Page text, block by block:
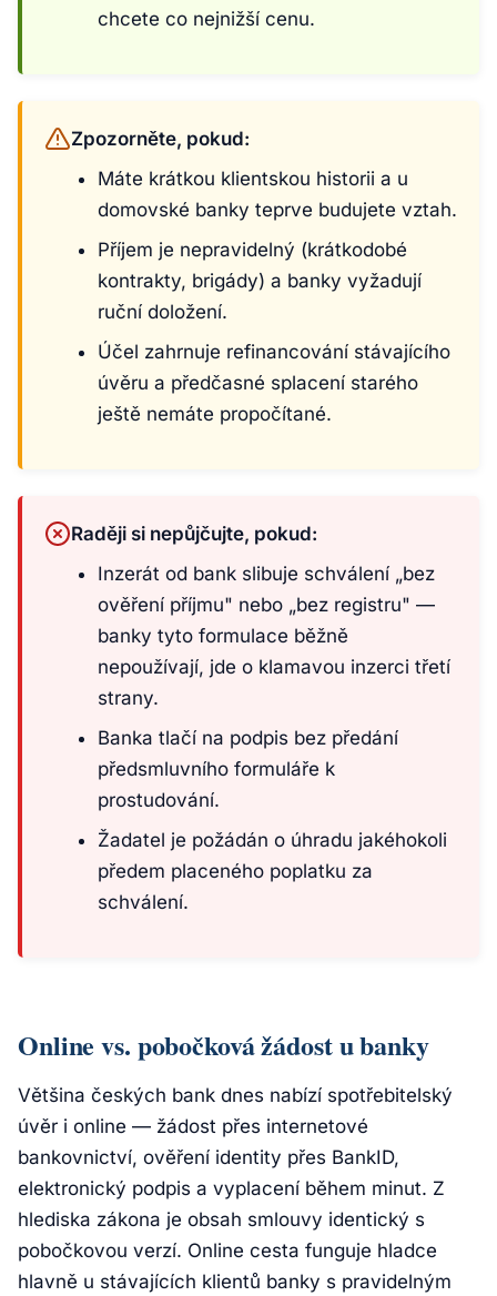
chcete co nejnižší cenu.
Zpozorněte, pokud:
Máte krátkou klientskou historii a u
domovské banky teprve budujete vztah.
Příjem je nepravidelný (krátkodobé
kontrakty, brigády) a banky vyžadují
ruční doložení.
Účel zahrnuje refinancování stávajícího
úvěru a předčasné splacení starého
ještě nemáte propočítané.
Raději si nepůjčujte, pokud:
Inzerát od bank slibuje schválení „bez
ověření příjmu" nebo „bez registru" —
banky tyto formulace běžně
nepoužívají, jde o klamavou inzerci třetí
strany.
Banka tlačí na podpis bez předání
předsmluvního formuláře k
prostudování.
Žadatel je požádán o úhradu jakéhokoli
předem placeného poplatku za
schválení.
Online vs. pobočková žádost u banky
Většina českých bank dnes nabízí spotřebitelský
úvěr i online — žádost přes internetové
bankovnictví, ověření identity přes BankID,
elektronický podpis a vyplacení během minut. Z
hlediska zákona je obsah smlouvy identický s
pobočkovou verzí. Online cesta funguje hladce
hlavně u stávajících klientů banky s pravidelným